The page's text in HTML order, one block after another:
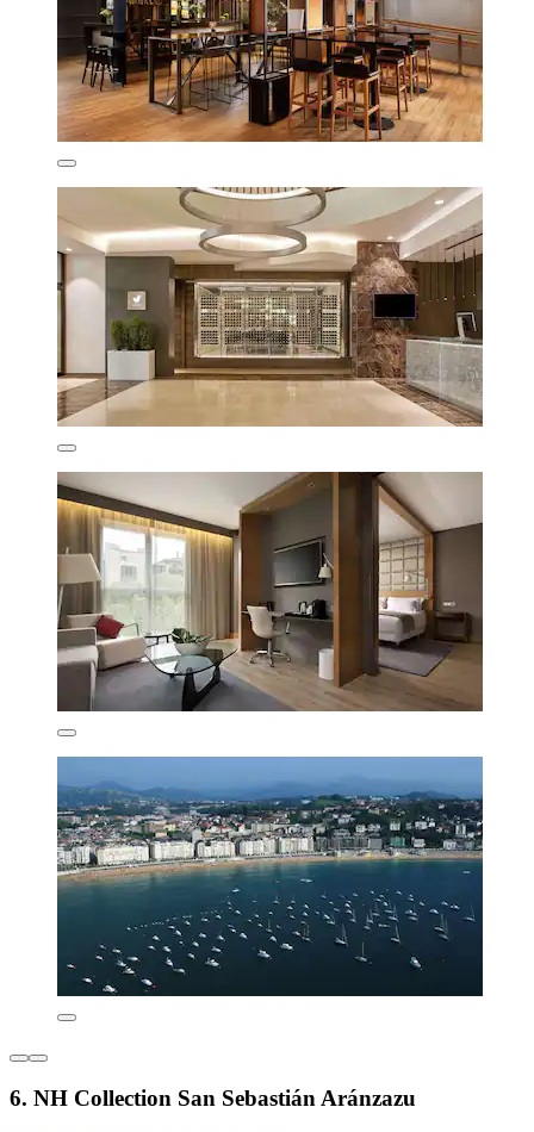
6. NH Collection San Sebastián Aránzazu